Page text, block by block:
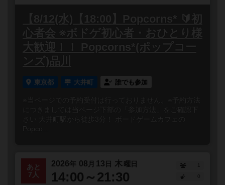
【8/12(水)【18:00】Popcorns* 🔰初
心者会 ※ボドゲ初心者・おひとり様
大歓迎！！ Popcorns*(ポップコー
ンズ)品川
東京都 大井町 誰でも参加
※当ページでの予約受付は行っておりません。※予約方法
につきましては当ページ下部の「参加方法」をご確認下
さい 大井町駅から徒歩3分！ ボードゲームカフェの
Popco...
あと
7人
2026年 08 月 13 日 木曜日
14:00～21:30
1